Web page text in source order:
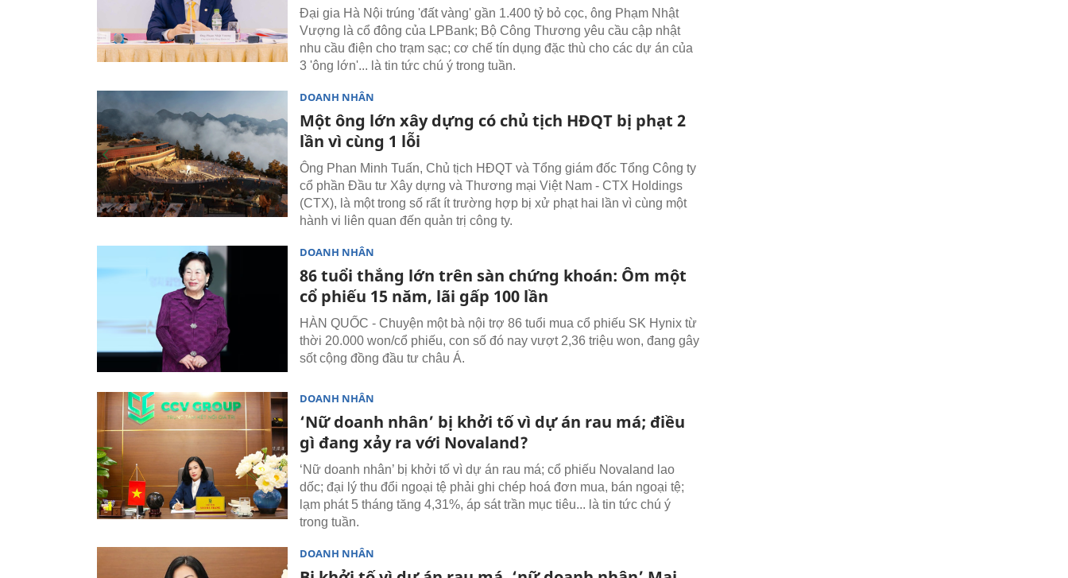
Đại gia Hà Nội trúng 'đất vàng' gần 1.400 tỷ bỏ cọc, ông Phạm Nhật
Vượng là cổ đông của LPBank; Bộ Công Thương yêu cầu cập nhật
nhu cầu điện cho trạm sạc; cơ chế tín dụng đặc thù cho các dự án của
3 'ông lớn'... là tin tức chú ý trong tuần.
DOANH NHÂN
Một ông lớn xây dựng có chủ tịch HĐQT bị phạt 2
lần vì cùng 1 lỗi
Ông Phan Minh Tuấn, Chủ tịch HĐQT và Tổng giám đốc Tổng Công ty
cổ phần Đầu tư Xây dựng và Thương mại Việt Nam - CTX Holdings
(CTX), là một trong số rất ít trường hợp bị xử phạt hai lần vì cùng một
hành vi liên quan đến quản trị công ty.
DOANH NHÂN
86 tuổi thắng lớn trên sàn chứng khoán: Ôm một
cổ phiếu 15 năm, lãi gấp 100 lần
HÀN QUỐC - Chuyện một bà nội trợ 86 tuổi mua cổ phiếu SK Hynix từ
thời 20.000 won/cổ phiếu, con số đó nay vượt 2,36 triệu won, đang gây
sốt cộng đồng đầu tư châu Á.
DOANH NHÂN
‘Nữ doanh nhân’ bị khởi tố vì dự án rau má; điều
gì đang xảy ra với Novaland?
‘Nữ doanh nhân’ bị khởi tố vì dự án rau má; cổ phiếu Novaland lao
dốc; đại lý thu đổi ngoại tệ phải ghi chép hoá đơn mua, bán ngoại tệ;
lạm phát 5 tháng tăng 4,31%, áp sát trần mục tiêu... là tin tức chú ý
trong tuần.
DOANH NHÂN